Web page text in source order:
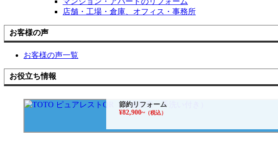
店舗・工場・倉庫、オフィス・事務所
お客様の声
お客様の声一覧
お役立ち情報
節約リフォーム
¥82,900~（税込）